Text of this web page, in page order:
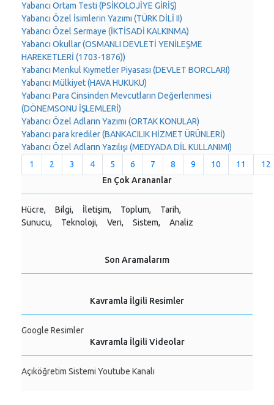
Yabancı Ortam Testi (PSİKOLOJİYE GİRİŞ)
Yabancı Özel İsimlerin Yazımı (TÜRK DİLİ II)
Yabancı Özel Sermaye (İKTİSADİ KALKINMA)
Yabancı Okullar (OSMANLI DEVLETİ YENİLEŞME
HAREKETLERİ (1703-1876))
Yabancı Menkul Kıymetler Piyasası (DEVLET BORCLARI)
Yabancı Mülkiyet (HAVA HUKUKU)
Yabancı Para Cinsinden Mevcutların Değerlenmesi
(DÖNEMSONU İŞLEMLERİ)
Yabancı Özel Adların Yazımı (ORTAK KONULAR)
Yabancı para krediler (BANKACILIK HİZMET ÜRÜNLERİ)
Yabancı Özel Adların Yazılışı (MEDYADA DİL KULLANIMI)
1
2 3 4 5 6 7 8 9 10 11
12
En Çok Arananlar
Hücre, Bilgi, İletişim, Toplum,
Tarih,
Sunucu,
Teknoloji, Veri, Sistem, Analiz
Son Aramalarım
Kavramla İlgili Resimler
Google Resimler
Kavramla İlgili Videolar
Açıköğretim Sistemi Youtube Kanalı